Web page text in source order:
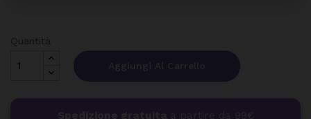
Aggiungi Al Carrello